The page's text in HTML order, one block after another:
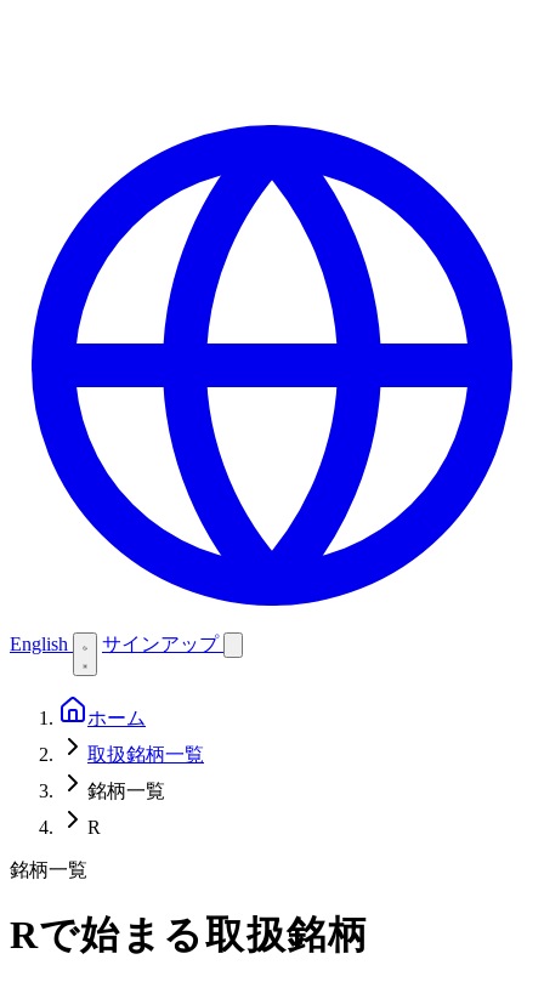
English サインアップ
ホーム
取扱銘柄一覧
銘柄一覧
R
銘柄一覧
Rで始まる取扱銘柄